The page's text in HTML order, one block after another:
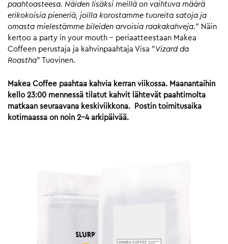
paahtoasteesa. Näiden lisäksi meillä on vaihtuva määrä
erikokoisia pieneriä, joilla korostamme tuoreita satoja ja
omasta mielestämme bileiden arvoisia raakakahveja.” Näin
kertoo a party in your mouth – periaatteestaan Makea
Coffeen perustaja ja kahvinpaahtaja Visa ”Vizard da
Roastha” Tuovinen.
Makea Coffee paahtaa kahvia kerran viikossa. Maanantaihin
kello 23:00 mennessä tilatut kahvit lähtevät paahtimolta
matkaan seuraavana keskiviikkona. Postin toimitusaika
kotimaassa on noin 2-4 arkipäivää.